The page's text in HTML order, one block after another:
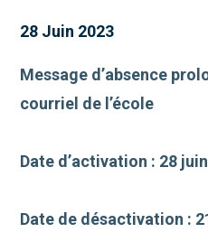
28 Juin 2023
Message d’absence
courriel de l’école
Date d’activation : 28
Date de désactivation :